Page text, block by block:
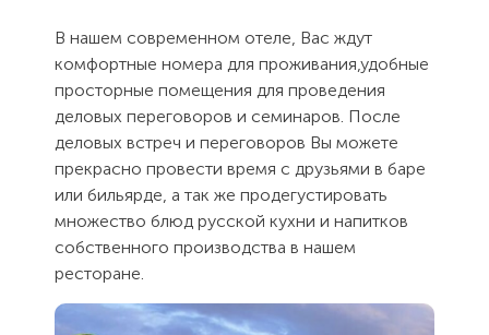
В нашем современном отеле, Вас ждут
комфортные номера для проживания,удобные
просторные помещения для проведения
деловых переговоров и семинаров. После
деловых встреч и переговоров Вы можете
прекрасно провести время с друзьями в баре
или бильярде, а так же продегустировать
множество блюд русской кухни и напитков
собственного производства в нашем
ресторане.